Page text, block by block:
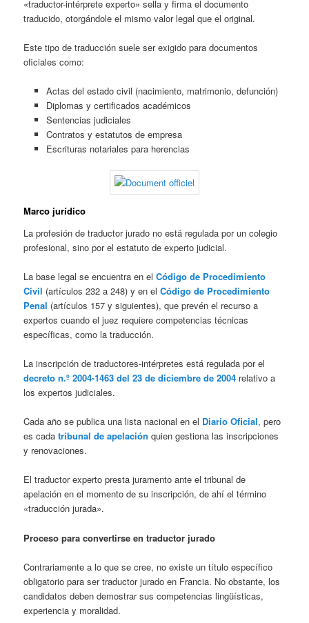
«traductor-intérprete experto» sella y firma el documento
traducido, otorgándole el mismo valor legal que el original.
Este tipo de traducción suele ser exigido para documentos
oficiales como:
Actas del estado civil (nacimiento, matrimonio, defunción)
Diplomas y certificados académicos
Sentencias judiciales
Contratos y estatutos de empresa
Escrituras notariales para herencias
Marco jurídico
La profesión de traductor jurado no está regulada por un colegio
profesional, sino por el estatuto de experto judicial.
La base legal se encuentra en elCódigo de Procedimiento
Civil (artículos 232 a 248) y en elCódigo de Procedimiento
Penal (artículos 157 y siguientes), que prevén el recurso a
expertos cuando el juez requiere competencias técnicas
específicas, como la traducción.
La inscripción de traductores-intérpretes está regulada por el
decreto n.º 2004-1463 del 23 de diciembre de 2004 relativo a
los expertos judiciales.
Cada año se publica una lista nacional en el Diario Oficial, pero
es cadatribunal de apelación quien gestiona las inscripciones
y renovaciones.
El traductor experto presta juramento ante el tribunal de
apelación en el momento de su inscripción, de ahí el término
«traducción jurada».
Proceso para convertirse en traductor jurado
Contrariamente a lo que se cree, no existe un título específico
obligatorio para ser traductor jurado en Francia. No obstante, los
candidatos deben demostrar sus competencias lingüísticas,
experiencia y moralidad.